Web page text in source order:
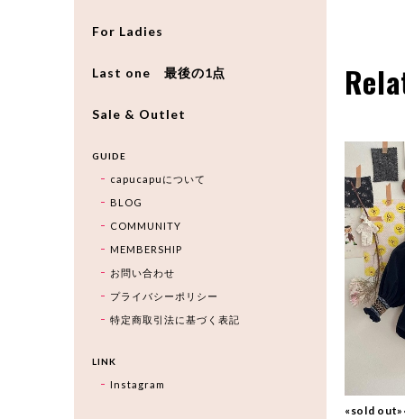
«sold
For Ladies
Last one 最後の1点
Sale & Outlet
GUIDE
capucapuについて
BLOG
COMMUNITY
MEMBERSHIP
お問い合わせ
プライバシーポリシー
特定商取引法に基づく表記
LINK
Instagram